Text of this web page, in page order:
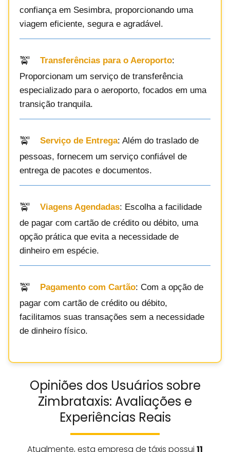
confiança em Sesimbra, proporcionando uma
viagem eficiente, segura e agradável.
Transferências para o Aeroporto:
Proporcionam um serviço de transferência
especializado para o aeroporto, focados em uma
transição tranquila.
Serviço de Entrega: Além do traslado de
pessoas, fornecem um serviço confiável de
entrega de pacotes e documentos.
Viagens Agendadas: Escolha a facilidade
de pagar com cartão de crédito ou débito, uma
opção prática que evita a necessidade de
dinheiro em espécie.
Pagamento com Cartão: Com a opção de
pagar com cartão de crédito ou débito,
facilitamos suas transações sem a necessidade
de dinheiro físico.
Opiniões dos Usuários sobre
Zimbrataxis: Avaliações e
Experiências Reais
Atualmente, esta empresa de táxis possui 11